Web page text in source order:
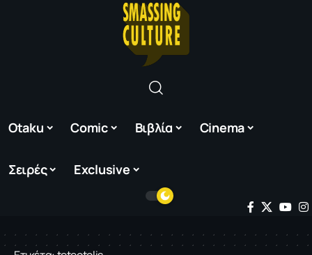
Otaku Comic Βιβλία Cinema
Σειρές Exclusive